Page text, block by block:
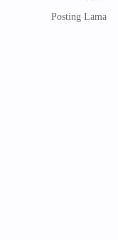
Posting Lama